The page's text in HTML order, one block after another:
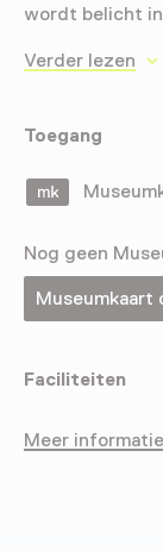
wordt belicht
Verder lezen
Toegang
Nog geen
Faciliteiten
Meer